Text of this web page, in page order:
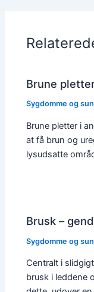
Brune
Sygdomme og
Brune pletter i
at få brun og
lysudsatte
Brusk –
Sygdomme og
Centralt i
brusk i leddene